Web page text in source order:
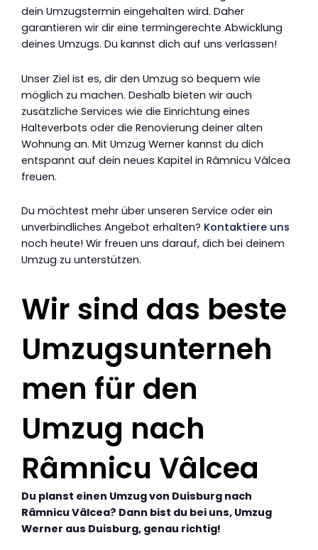
dein Umzugstermin eingehalten wird. Daher
garantieren wir dir eine termingerechte Abwicklung
deines Umzugs. Du kannst dich auf uns verlassen!
Unser Ziel ist es, dir den Umzug so bequem wie
möglich zu machen. Deshalb bieten wir auch
zusätzliche Services wie die Einrichtung eines
Halteverbots oder die Renovierung deiner alten
Wohnung an. Mit Umzug Werner kannst du dich
entspannt auf dein neues Kapitel in Râmnicu Vâlcea
freuen.
Du möchtest mehr über unseren Service oder ein
unverbindliches Angebot erhalten? Kontaktiere uns
noch heute! Wir freuen uns darauf, dich bei deinem
Umzug zu unterstützen.
Wir sind das beste
Umzugsunterneh
men für den
Umzug nach
Râmnicu Vâlcea
Du planst einen Umzug von Duisburg nach
Râmnicu Vâlcea? Dann bist du bei uns, Umzug
Werner aus Duisburg, genau richtig!